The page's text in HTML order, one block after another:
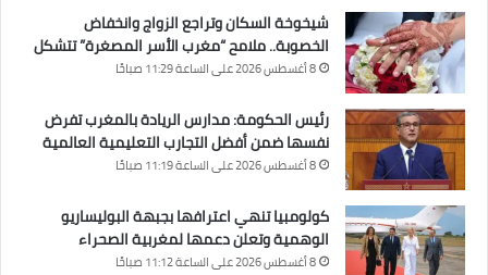
شيخوخة السكان وتراجع الزواج وانخفاض
الخصوبة.. ملامح “مغرب الأسر المصغرة” تتشكل
8 أغسطس 2026 على الساعة 11:29 صباحًا
رئيس الحكومة: مدارس الريادة بالمغرب تفرض
نفسها ضمن أفضل التجارب التعليمية العالمية
8 أغسطس 2026 على الساعة 11:19 صباحًا
كولومبيا تنهي اعترافها بجبهة البوليساريو
الوهمية وتعلن دعمها لمغربية الصحراء
8 أغسطس 2026 على الساعة 11:12 صباحًا